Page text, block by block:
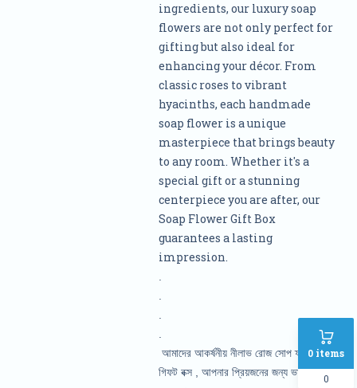
0 items
0
ingredients, our luxury soap
flowers are not only perfect for
gifting but also ideal for
enhancing your décor. From
classic roses to vibrant
hyacinths, each handmade
soap flower is a unique
masterpiece that brings beauty
to any room. Whether it's a
special gift or a stunning
centerpiece you are after, our
Soap Flower Gift Box
guarantees a lasting
impression.
আমাদের আকর্ষনীয় নীলাভ রোজ সোপ ফ্লাওয়ার
গিফট বক্স , আপনার প্রিয়জনের জন্য ভালোবাসা